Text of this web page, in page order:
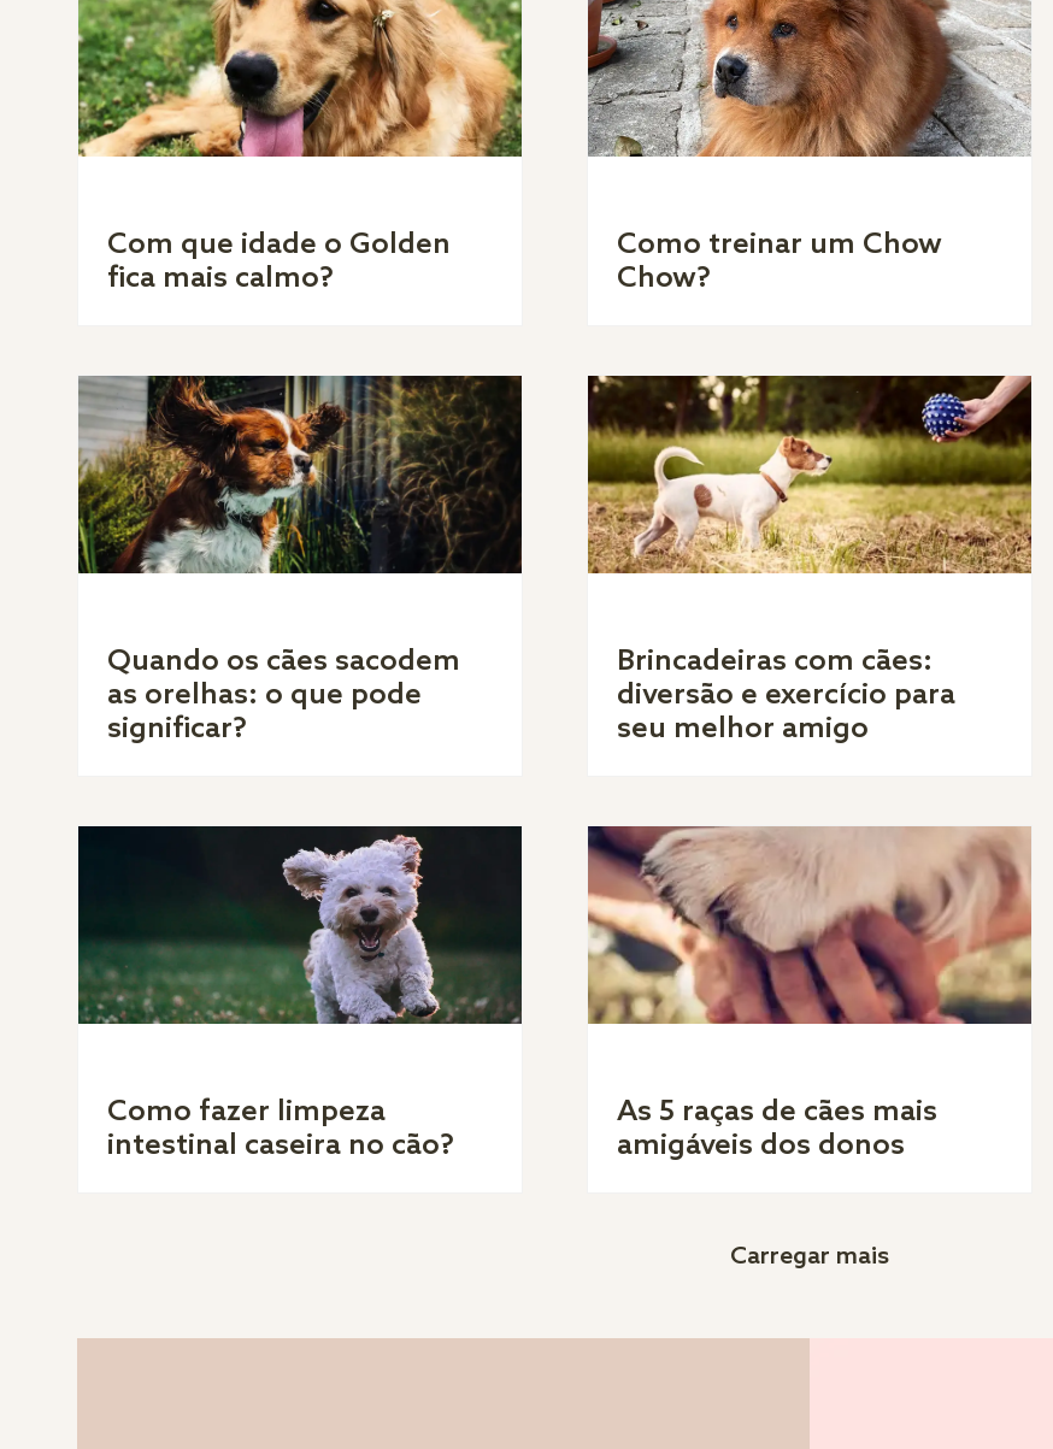
Com que idade o Golden
fica mais calmo?
Como treinar um Chow
Chow?
Quando os cães sacodem
as orelhas: o que pode
significar?
Brincadeiras com cães:
diversão e exercício para
seu melhor amigo
Como fazer limpeza
intestinal caseira no cão?
As 5 raças de cães mais
amigáveis dos donos
Carregar mais